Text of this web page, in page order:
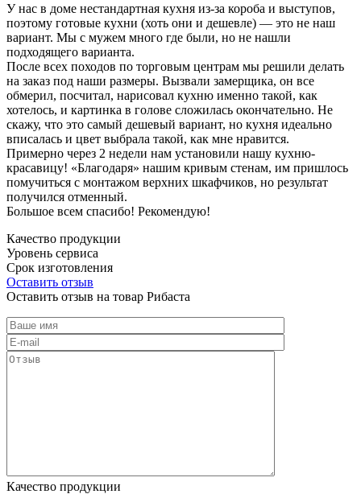
У нас в доме нестандартная кухня из-за короба и выступов,
поэтому готовые кухни (хоть они и дешевле) — это не наш
вариант. Мы с мужем много где были, но не нашли
подходящего варианта.
После всех походов по торговым центрам мы решили делать
на заказ под наши размеры. Вызвали замерщика, он все
обмерил, посчитал, нарисовал кухню именно такой, как
хотелось, и картинка в голове сложилась окончательно. Не
скажу, что это самый дешевый вариант, но кухня идеально
вписалась и цвет выбрала такой, как мне нравится.
Примерно через 2 недели нам установили нашу кухню-
красавицу! «Благодаря» нашим кривым стенам, им пришлось
помучиться с монтажом верхних шкафчиков, но результат
получился отменный.
Большое всем спасибо! Рекомендую!
Качество продукции
Уровень сервиса
Срок изготовления
Оставить отзыв
Оставить отзыв на товар Рибаста
Качество продукции